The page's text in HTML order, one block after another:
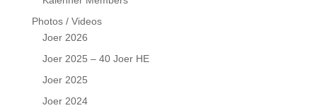
Photos / Videos
Joer 2026
Joer 2025 – 40 Joer HE
Joer 2025
Joer 2024